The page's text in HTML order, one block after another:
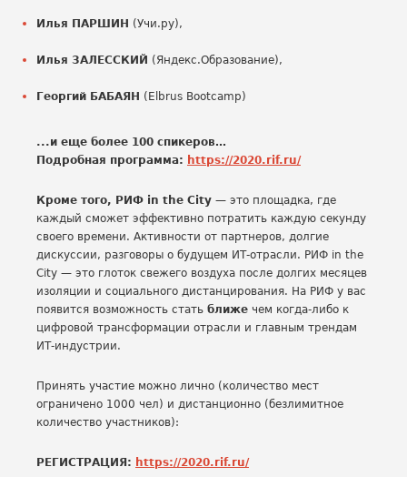
Илья ПАРШИН (Учи.ру),
Илья ЗАЛЕССКИЙ (Яндекс.Образование),
Георгий БАБАЯН (Elbrus Bootcamp)
...и еще более 100 спикеров…
Подробная программа: https://2020.rif.ru/
Кроме того, РИФ in the City — это площадка, где
каждый сможет эффективно потратить каждую секунду
своего времени. Активности от партнеров, долгие
дискуссии, разговоры о будущем ИТ-отрасли. РИФ in the
City — это глоток свежего воздуха после долгих месяцев
изоляции и социального дистанцирования. На РИФ у вас
появится возможность стать ближе чем когда-либо к
цифровой трансформации отрасли и главным трендам
ИТ-индустрии.
Принять участие можно лично (количество мест
ограничено 1000 чел) и дистанционно (безлимитное
количество участников):
РЕГИСТРАЦИЯ: https://2020.rif.ru/